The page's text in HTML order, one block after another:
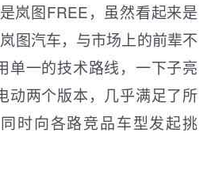
岚图FREE，虽然看起来是
图汽车，与市场上的前辈不
单一的技术路线，一下子亮
动两个版本，几乎满足了所
时向各路竞品车型发起挑